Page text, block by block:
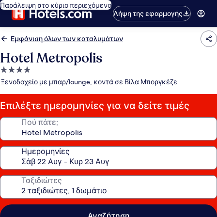
Παράλειψη στο κύριο περιεχόμενο
Λήψη της εφαρμογής
Εμφάνιση όλων των καταλυμάτων
Hotel Metropolis
Κατάλυμα
με
αστέρια
Ξενοδοχείο με μπαρ/lounge, κοντά σε Βίλα Μποργκέζε
Επιλέξτε ημερομηνίες για να δείτε τιμές
Πού πάτε;
Ημερομηνίες
Ταξιδιώτες